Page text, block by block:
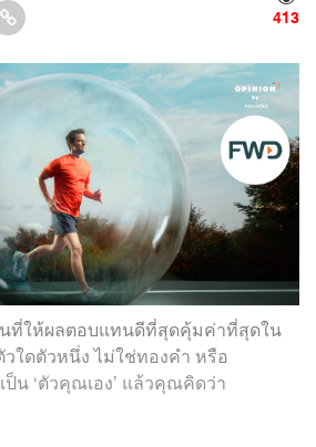
413
นที่ให้ผลตอบแทนดีที่สุดคุ้มค่าที่สุดใน
ใดตัวหนึ่ง ไม่ใช่ทองคำ หรือ
น ‘ตัวคุณเอง’ แล้วคุณคิดว่า